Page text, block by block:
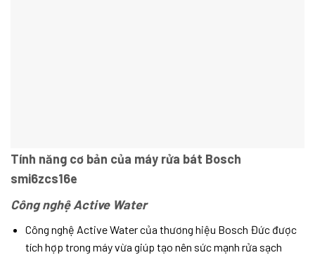
Tính năng cơ bản của máy rửa bát Bosch
smi6zcs16e
Công nghệ Active Water
Công nghệ Active Water của thương hiệu Bosch Đức được
tích hợp trong máy vừa giúp tạo nên sức mạnh rửa sạch